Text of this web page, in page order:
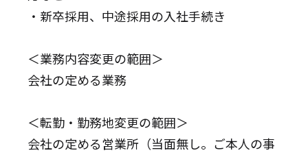
・新卒採用、中途採用の入社手続き
＜業務内容変更の範囲＞
会社の定める業務
＜転勤・勤務地変更の範囲＞
会社の定める営業所（当面無し。ご本人の事